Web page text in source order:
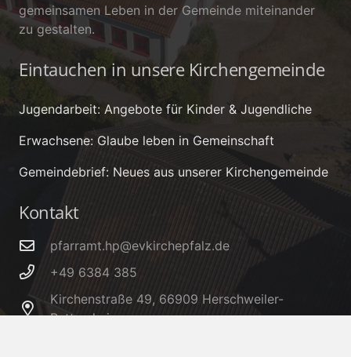
gemeinsamen Leben in der Gemeinde miteinander
zu gestalten.
Eintauchen in unsere Kirchengemeinde
Jugendarbeit: Angebote für Kinder & Jugendliche
Erwachsene: Glaube leben in Gemeinschaft
Gemeindebrief: Neues aus unserer Kirchengemeinde
Kontakt
pfarramt.hp@evkirchepfalz.de
+49 6384 385
Kirchenstraße 49, 66909 Herschweiler-
Pettersheim